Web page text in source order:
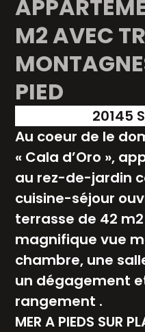
M2 AVEC
PIED
20145
Au coeur de le
« Cala d’Oro »,
au rez-de-jardin
cuisine-séjour
terrasse de 42
magnifique vue
chambre, une
un dégagement
rangement .
MER A PIEDS SUR